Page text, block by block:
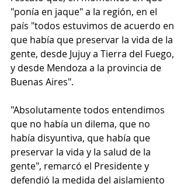
"ponía en jaque" a la región, en el
país "todos estuvimos de acuerdo en
que había que preservar la vida de la
gente, desde Jujuy a Tierra del Fuego,
y desde Mendoza a la provincia de
Buenas Aires".
"Absolutamente todos entendimos
que no había un dilema, que no
había disyuntiva, que había que
preservar la vida y la salud de la
gente", remarcó el Presidente y
defendió la medida del aislamiento